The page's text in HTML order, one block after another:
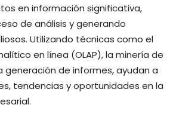
en información significativa,
de análisis y generando
Utilizando técnicas como el
en línea (OLAP), la minería de
de informes, ayudan a
tendencias y oportunidades en la